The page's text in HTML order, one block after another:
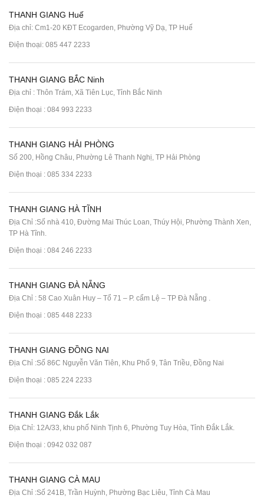
THANH GIANG Huế
Địa chỉ: Cm1-20 KĐT Ecogarden, Phường Vỹ Dạ, TP Huế
Điện thoại: 085 447 2233
THANH GIANG BẮC Ninh
Địa chỉ : Thôn Trám, Xã Tiên Lục, Tỉnh Bắc Ninh
Điện thoại : 084 993 2233
THANH GIANG HẢI PHÒNG
Số 200, Hồng Châu, Phường Lê Thanh Nghị, TP Hải Phòng
Điện thoại : 085 334 2233
THANH GIANG HÀ TĨNH
Địa Chỉ :Số nhà 410, Đường Mai Thúc Loan, Thúy Hội, Phường Thành Xen,
TP Hà Tĩnh.
Điện thoại : 084 246 2233
THANH GIANG ĐÀ NẴNG
Địa Chỉ : 58 Cao Xuân Huy – Tổ 71 – P. cẩm Lệ – TP Đà Nẵng .
Điện thoại : 085 448 2233
THANH GIANG ĐỒNG NAI
Địa Chỉ :Số 86C Nguyễn Văn Tiên, Khu Phố 9, Tân Triều, Đồng Nai
Điện thoại : 085 224 2233
THANH GIANG Đắk Lắk
Địa Chỉ: 12A/33, khu phố Ninh Tịnh 6, Phường Tuy Hòa, Tỉnh Đắk Lắk.
Điện thoại : 0942 032 087
THANH GIANG CÀ MAU
Địa Chỉ :Số 241B, Trần Huỳnh, Phường Bạc Liêu, Tỉnh Cà Mau